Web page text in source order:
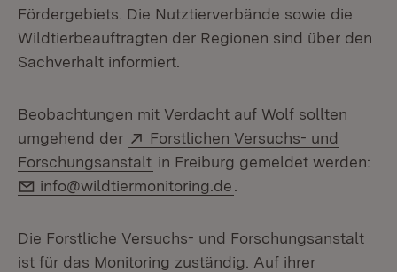
Fördergebiets. Die Nutztierverbände sowie die
Wildtierbeauftragten der Regionen sind über den
Sachverhalt informiert.
Beobachtungen mit Verdacht auf Wolf sollten
umgehend der
Extern:
Forstlichen Versuchs- und
Forschungsanstalt (Öffnet in neuem Fenster)
in Freiburg gemeldet werden:
E-Mail:
info@wildtiermonitoring.de
Die Forstliche Versuchs- und Forschungsanstalt
ist für das Monitoring zuständig. Auf ihrer